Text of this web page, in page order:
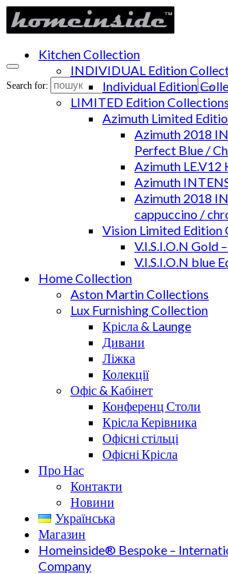
Search for:
Kitchen Collection
INDIVIDUAL Edition
Individual Edition
LIMITED Edition
Azimuth Limited
Azimuth 2018
Perfect Blue /
Azimuth LE.V12
Azimuth
Azimuth 2018
cappuccino /
Vision Limited Edition
V.I.S.I.O.N Gold
V.I.S.I.O.N blue
Home Collection
Aston Martin Collections
Lux Furnishing Collection
Крісла & Launge
Дивани
Ліжка
Колекції
Офіс & Кабінет
Конференц Столи
Крісла Керівника
Офісні стільці
Офісні Крісла
Про Нас
Контакти
Новини
Українська
Магазин
Homeinside® Bespoke –
Company